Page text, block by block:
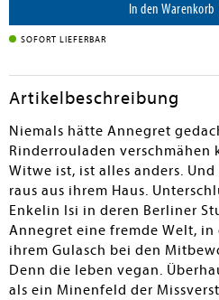
In den Warenkorb
SOFORT LIEFERBAR
Artikelbeschreibung
Niemals hätte Annegret
Rinderrouladen verschmähen
Witwe ist, ist alles anders.
raus aus ihrem Haus.
Enkelin Isi in deren Berliner
Annegret eine fremde Welt,
ihrem Gulasch bei den
Denn die leben vegan.
als ein Minenfeld der